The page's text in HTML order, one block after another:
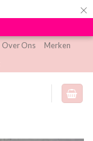
×
Over Ons
Merken